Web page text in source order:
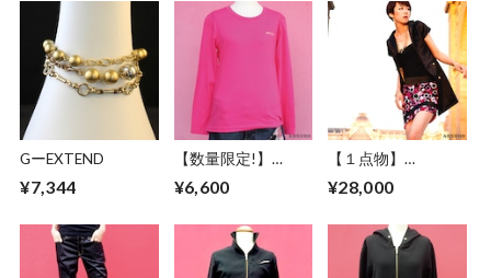
GーEXTEND
¥7,344
【数量限定!】
シャツ メンズ レデ
シンプル 金色 ピン
ク PINK アブサー
¥6,600
【１点物】
ス サテン パーティ
ト BLACK アブサー
ド FAKE STAR
¥28,000